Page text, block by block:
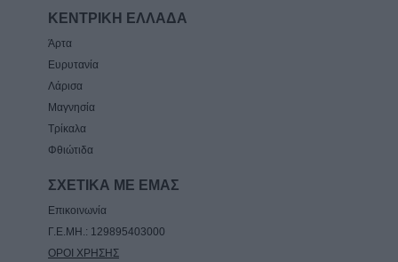
ΚΕΝΤΡΙΚΗ ΕΛΛΑΔΑ
Άρτα
Ευρυτανία
Λάρισα
Μαγνησία
Τρίκαλα
Φθιώτιδα
ΣΧΕΤΙΚΑ ΜΕ ΕΜΑΣ
Επικοινωνία
Γ.Ε.ΜΗ.: 129895403000
ΟΡΟΙ ΧΡΗΣΗΣ